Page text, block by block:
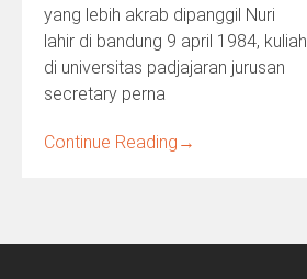
yang lebih akrab dipanggil Nuri
lahir di bandung 9 april 1984, kuliah
di universitas padjajaran jurusan
secretary perna
Continue Reading →